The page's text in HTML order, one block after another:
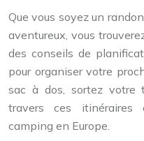
Que vous soyez un
aventureux, vous
des conseils de
pour organiser votre
sac à dos, sortez votre
travers ces itinéraires
camping en Europe.